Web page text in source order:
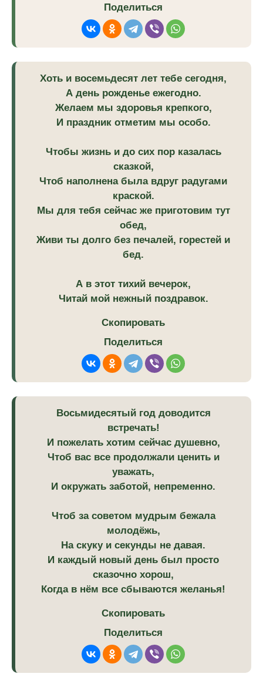
Поделиться
Хоть и восемьдесят лет тебе сегодня,
А день рожденье ежегодно.
Желаем мы здоровья крепкого,
И праздник отметим мы особо.
Чтобы жизнь и до сих пор казалась
сказкой,
Чтоб наполнена была вдруг радугами
краской.
Мы для тебя сейчас же приготовим тут
обед,
Живи ты долго без печалей, горестей и
бед.
А в этот тихий вечерок,
Читай мой нежный поздравок.
Скопировать
Поделиться
Восьмидесятый год доводится
встречать!
И пожелать хотим сейчас душевно,
Чтоб вас все продолжали ценить и
уважать,
И окружать заботой, непременно.
Чтоб за советом мудрым бежала
молодёжь,
На скуку и секунды не давая.
И каждый новый день был просто
сказочно хорош,
Когда в нём все сбываются желанья!
Скопировать
Поделиться